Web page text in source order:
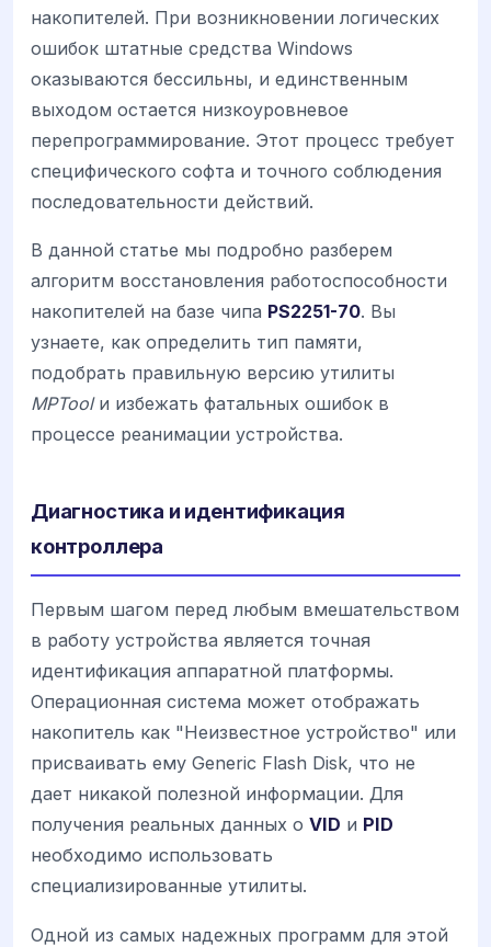
накопителей. При возникновении логических
ошибок штатные средства Windows
оказываются бессильны, и единственным
выходом остается низкоуровневое
перепрограммирование. Этот процесс требует
специфического софта и точного соблюдения
последовательности действий.
В данной статье мы подробно разберем
алгоритм восстановления работоспособности
накопителей на базе чипа PS2251-70. Вы
узнаете, как определить тип памяти,
подобрать правильную версию утилиты
MPToolи избежать фатальных ошибок в
процессе реанимации устройства.
Диагностика и идентификация
контроллера
Первым шагом перед любым вмешательством
в работу устройства является точная
идентификация аппаратной платформы.
Операционная система может отображать
накопитель как "Неизвестное устройство" или
присваивать ему Generic Flash Disk, что не
дает никакой полезной информации. Для
получения реальных данных о VID и PID
необходимо использовать
специализированные утилиты.
Одной из самых надежных программ для этой